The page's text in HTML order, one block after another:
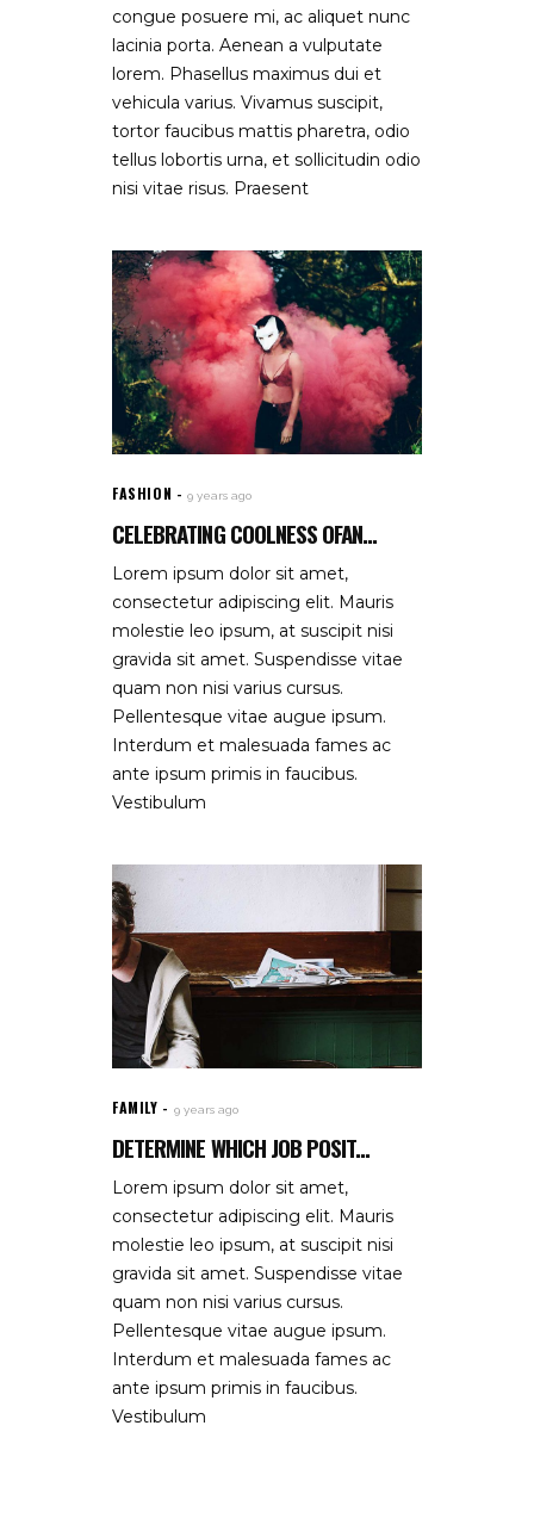
congue posuere mi, ac aliquet nunc
lacinia porta. Aenean a vulputate
lorem. Phasellus maximus dui et
vehicula varius. Vivamus suscipit,
tortor faucibus mattis pharetra, odio
tellus lobortis urna, et sollicitudin odio
nisi vitae risus. Praesent
FASHION 9 years ago
CELEBRATING COOLNESS OFAN...
Lorem ipsum dolor sit amet,
consectetur adipiscing elit. Mauris
molestie leo ipsum, at suscipit nisi
gravida sit amet. Suspendisse vitae
quam non nisi varius cursus.
Pellentesque vitae augue ipsum.
Interdum et malesuada fames ac
ante ipsum primis in faucibus.
Vestibulum
FAMILY 9 years ago
DETERMINE WHICH JOB POSIT...
Lorem ipsum dolor sit amet,
consectetur adipiscing elit. Mauris
molestie leo ipsum, at suscipit nisi
gravida sit amet. Suspendisse vitae
quam non nisi varius cursus.
Pellentesque vitae augue ipsum.
Interdum et malesuada fames ac
ante ipsum primis in faucibus.
Vestibulum